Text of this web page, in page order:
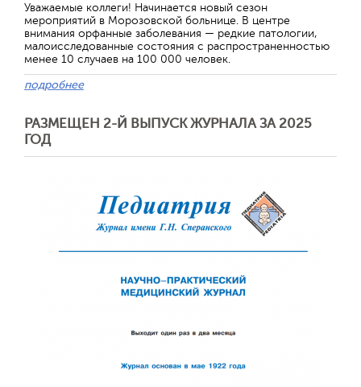
Уважаемые коллеги! Начинается новый сезон
мероприятий в Морозовской больнице. В центре
внимания орфанные заболевания — редкие патологии,
малоисследованные состояния с распространенностью
менее 10 случаев на 100 000 человек.
подробнее
РАЗМЕЩЕН 2-Й ВЫПУСК ЖУРНАЛА ЗА 2025
ГОД